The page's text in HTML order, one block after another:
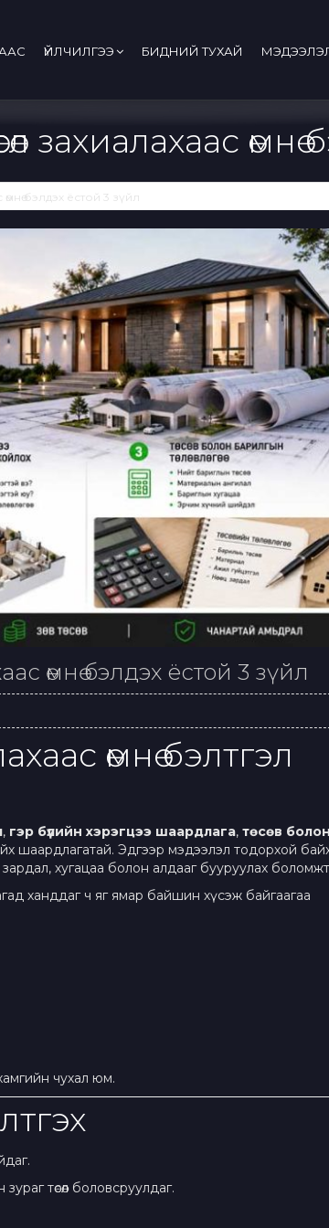
ҮЙЛЧИЛГЭЭ БИДНИЙ ТУХАЙ
захиалахаас
бэлдэх ёстой 3 зүйл
өмнө бэлдэх ёстой 3 зүйл
өмнө бэлтгэл
, гэр бүлийн хэрэгцээ шаардлага, төсөв болон
шаардлагатай. Эдгээр мэдээлэл тодорхой
хугацаа болон алдааг бууруулах
ханддаг ч яг ямар байшин хүсэж байгаагаа
чухал юм.
төсөл боловсруулдаг.